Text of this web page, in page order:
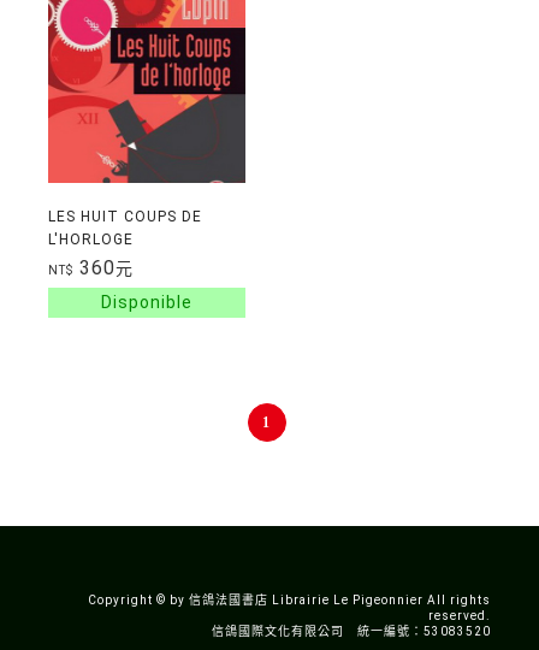
LES HUIT COUPS DE
L'HORLOGE
NT$ 360元
1
Copyright © by 信鴿法國書店 Librairie Le Pigeonnier All rights
reserved.
信鴿國際文化有限公司 統一編號：53083520